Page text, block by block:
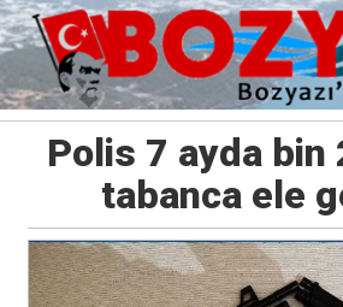
Polis 7 ayda bin
tabanca ele